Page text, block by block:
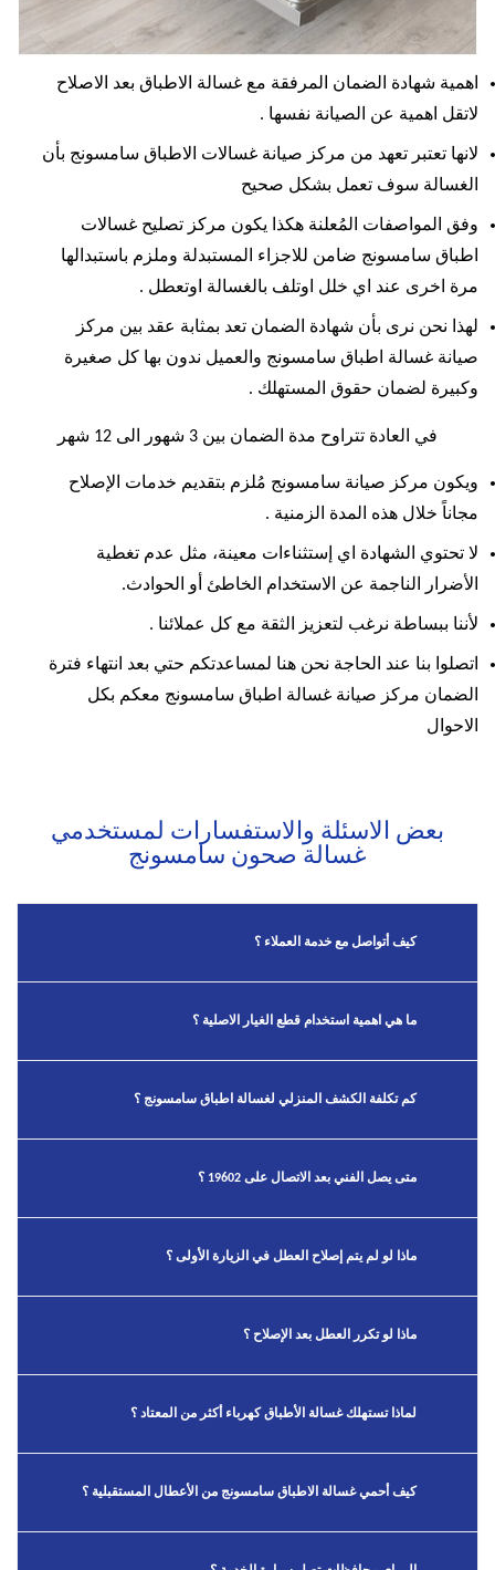
اهمية شهادة الضمان المرفقة مع غسالة الاطباق بعد الاصلاح
لاتقل اهمية عن الصيانة نفسها .
لانها تعتبر تعهد من مركز صيانة غسالات الاطباق سامسونج بأن
الغسالة سوف تعمل بشكل صحيح
وفق المواصفات المُعلنة هكذا يكون مركز تصليح غسالات
اطباق سامسونج ضامن للاجزاء المستبدلة وملزم باستبدالها
مرة اخرى عند اي خلل اوتلف بالغسالة اوتعطل .
لهذا نحن نرى بأن شهادة الضمان تعد بمثابة عقد بين مركز
صيانة غسالة اطباق سامسونج والعميل ندون بها كل صغيرة
وكبيرة لضمان حقوق المستهلك .
في العادة تتراوح مدة الضمان بين 3 شهور الى 12 شهر
ويكون مركز صيانة سامسونج مُلزم بتقديم خدمات الإصلاح
مجاناً خلال هذه المدة الزمنية .
لا تحتوي الشهادة اي إستثناءات معينة، مثل عدم تغطية
الأضرار الناجمة عن الاستخدام الخاطئ أو الحوادث.
لأننا ببساطة نرغب لتعزيز الثقة مع كل عملائنا .
اتصلوا بنا عند الحاجة نحن هنا لمساعدتكم حتي بعد انتهاء فترة
الضمان مركز صيانة غسالة اطباق سامسونج معكم بكل
الاحوال
بعض الاسئلة والاستفسارات لمستخدمي
غسالة صحون سامسونج
كيف أتواصل مع خدمة العملاء ؟
ما هي اهمية استخدام قطع الغيار الاصلية ؟
كم تكلفة الكشف المنزلي لغسالة اطباق سامسونج ؟
متى يصل الفني بعد الاتصال على 19602 ؟
ماذا لو لم يتم إصلاح العطل في الزيارة الأولى ؟
ماذا لو تكرر العطل بعد الإصلاح ؟
لماذا تستهلك غسالة الأطباق كهرباء أكثر من المعتاد ؟
كيف أحمي غسالة الاطباق سامسونج من الأعطال المستقبلية ؟